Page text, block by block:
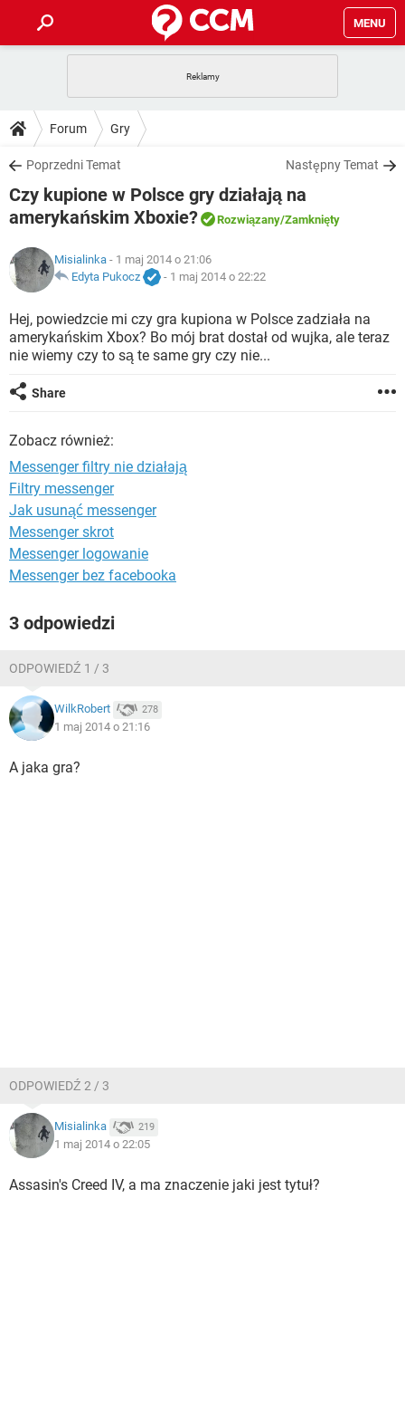
MENU
GRY
SPOTIFY
INSTAGRAM FACEBOOK
WINDOWS 10
PORADY
PlayStation
SPOTIFY
WINDOWS 10
DO POBRANIA
ANDROID TIKTOK
GRY WHATSAPP
IOS
INSTAGRAM
WINDOWS 10
FORUM
GRY WHATSAPP
INSTAGRAM FACEBOOK
WINDOWS 10
ARTYKUŁY
COVID-19
GRY WHATSAPP
SPOTIFY NETFLIX
INSTAGRAM
Forum Gry
Poprzedni Temat Następny Temat
Czy kupione w Polsce gry działają na
amerykańskim Xboxie?
Rozwiązany/Zamknięty
Misialinka - 1 maj 2014 o 21:06
Edyta Pukocz
- 1 maj 2014 o 22:22
Hej, powiedzcie mi czy gra kupiona w Polsce zadziała na
amerykańskim Xbox? Bo mój brat dostał od wujka, ale teraz
nie wiemy czy to są te same gry czy nie...
Share
Zobacz również:
Messenger filtry nie działają
Filtry messenger
Jak usunąć messenger
Messenger skrot
Messenger logowanie
Messenger bez facebooka
3 odpowiedzi
ODPOWIEDŹ 1 / 3
WilkRobert 278
1 maj 2014 o 21:16
A jaka gra?
ODPOWIEDŹ 2 / 3
Misialinka 219
1 maj 2014 o 22:05
Assasin's Creed IV, a ma znaczenie jaki jest tytuł?